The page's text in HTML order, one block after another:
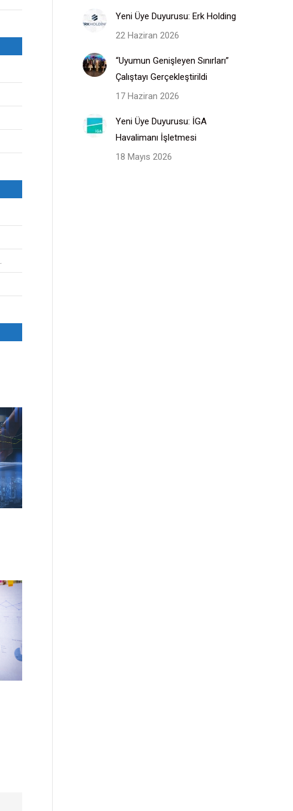
Yeni Üye Duyurusu: Erk Holding
22 Haziran 2026
“Uyumun Genişleyen Sınırları”
Çalıştayı Gerçekleştirildi
17 Haziran 2026
Yeni Üye Duyurusu: İGA
Havalimanı İşletmesi
18 Mayıs 2026